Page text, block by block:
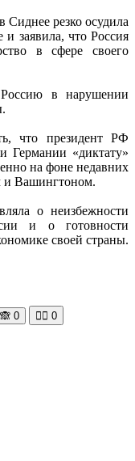
Сиднее резко осудила
заявила, что Россия
в сфере своего
в нарушении
что президент РФ
Германии «диктату»
на фоне недавних
и Вашингтоном.
о неизбежности
и о готовности
своей страны.
🙈 0 🧘‍♀️ 0